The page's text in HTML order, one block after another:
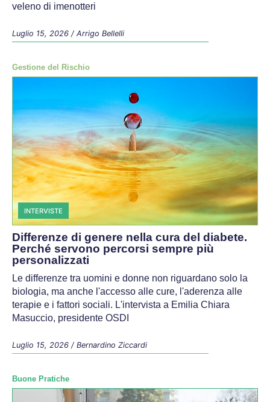
veleno di imenotteri
Luglio 15, 2026 / Arrigo Bellelli
Gestione del Rischio
INTERVISTE
Differenze di genere nella cura del diabete.
Perché servono percorsi sempre più
personalizzati
Le differenze tra uomini e donne non riguardano solo la
biologia, ma anche l'accesso alle cure, l'aderenza alle
terapie e i fattori sociali. L'intervista a Emilia Chiara
Masuccio, presidente OSDI
Luglio 15, 2026 / Bernardino Ziccardi
Buone Pratiche